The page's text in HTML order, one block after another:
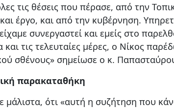
τις θέσεις που πέρασε, από την
έργο, και από την κυβέρνηση.
συνεργαστεί και εμείς στο
και τις τελευταίες μέρες, ο Νίκος
σθένους» σημείωσε ο κ.
παρακαταθήκη
μάλιστα, ότι «αυτή η συζήτηση που